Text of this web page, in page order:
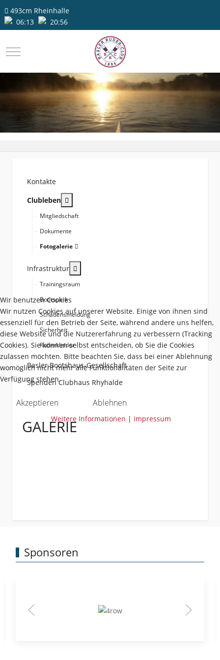
493cm Rheinhalle
06:13
20:56
Mobile Menu Toggle
Kontakte
Clubleben
Mitgliedschaft
Dokumente
Fotogalerie
Infrastruktur
Trainingsraum
Bootspark
Schadensmeldung
Sicherheit
Ruderkleider
Basler Bootshaus-Gesellschaft
Spenden Clubhaus Rhyhalde
GALERIE
Sponsoren
Wir benutzen Cookies
Wir nutzen Cookies auf unserer Website. Einige von ihnen sind
essenziell für den Betrieb der Seite, während andere uns helfen,
diese Website und die Nutzererfahrung zu verbessern (Tracking
Cookies). Sie können selbst entscheiden, ob Sie die Cookies
zulassen möchten. Bitte beachten Sie, dass bei einer Ablehnung
womöglich nicht mehr alle Funktionalitäten der Seite zur
Verfügung stehen.
Akzeptieren Ablehnen
Weitere Informationen | Impressum